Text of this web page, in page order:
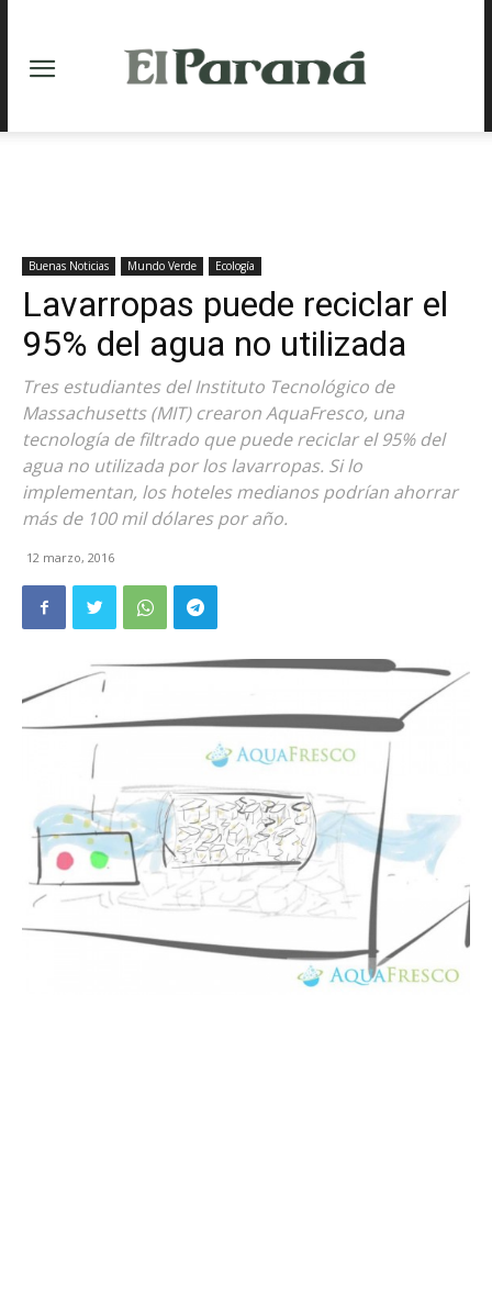
Buenas Noticias Mundo Verde Ecología
Lavarropas puede reciclar el
95% del agua no utilizada
Tres estudiantes del Instituto Tecnológico de
Massachusetts (MIT) crearon AquaFresco, una
tecnología de filtrado que puede reciclar el 95% del
agua no utilizada por los lavarropas. Si lo
implementan, los hoteles medianos podrían ahorrar
más de 100 mil dólares por año.
12 marzo, 2016